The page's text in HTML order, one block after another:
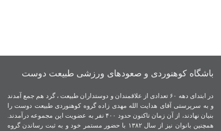
باشگاه کوهنوردی و صعودهای ورزشی طبیعت دوست
در ابتدای دهه ۶۰ تعدادی از علاقمندان و دوستداران طبیعت ، گرد هم جمع آمدند
و به سرپرستی آقای هدایت الله مهدی زاده گروه کوهنوردی طبیعت دوست را
بنیان نهادند، از آن زمان تاکنون حدود ۴۰۰ نفر به عضویت این مجموعه درآمدند.
همچنین بانوان نیز از سال ۱۳۸۲ با حضور مستمر خود و به ثبت رساندن گروه